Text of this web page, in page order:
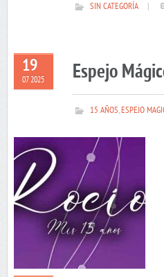
SIN CATEGORÍA
19
07 2025 Espejo
15 AÑOS,ESPEJO